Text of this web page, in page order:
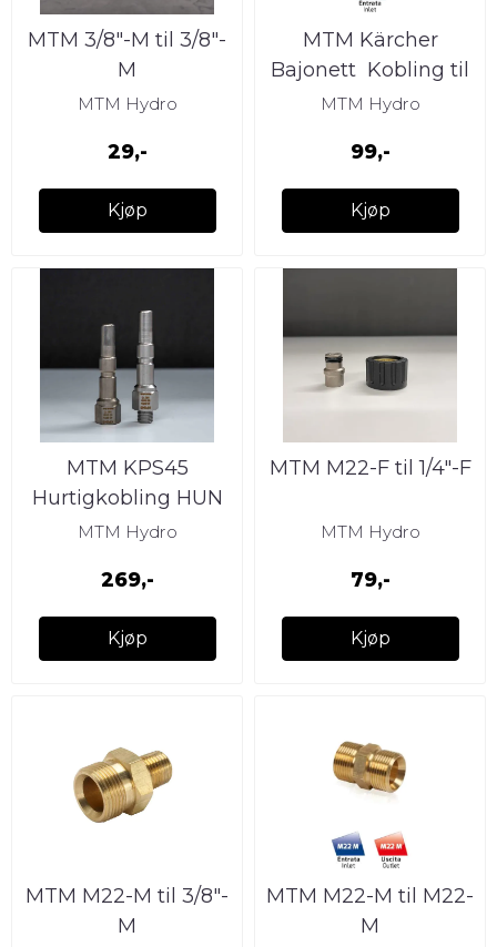
MTM 3/8″-M til 3/8″-
M
MTM Hydro
29,-
Kjøp
MTM Kärcher
Bajonett  Kobling til
skumkanon for
MTM Hydro
99,-
Kjøp
MTM KPS45
Hurtigkobling HUN
GJENGER
MTM Hydro
269,-
Kjøp
MTM M22-F til 1/4″-F
MTM Hydro
79,-
Kjøp
MTM M22-M til 3/8″-
M
MTM M22-M til M22-
M